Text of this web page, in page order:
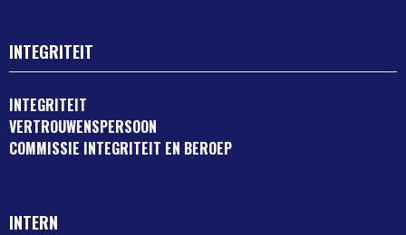
INTEGRITEIT
INTEGRITEIT
VERTROUWENSPERSOON
COMMISSIE INTEGRITEIT EN BEROEP
INTERN